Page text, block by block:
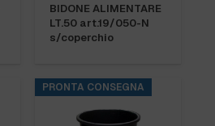
BIDONE ALIMENTARE
LT.50 art.19/050-N
s/coperchio
PRONTA CONSEGNA